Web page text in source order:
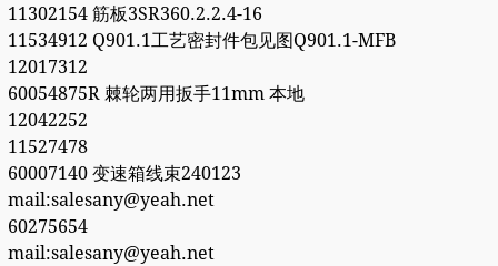
11302154 筋板3SR360.2.2.4-16
11534912 Q901.1工艺密封件包见图Q901.1-MFB
12017312
60054875R 棘轮两用扳手11mm 本地
12042252
11527478
60007140 变速箱线束240123
mail:salesany@yeah.net
60275654
mail:salesany@yeah.net